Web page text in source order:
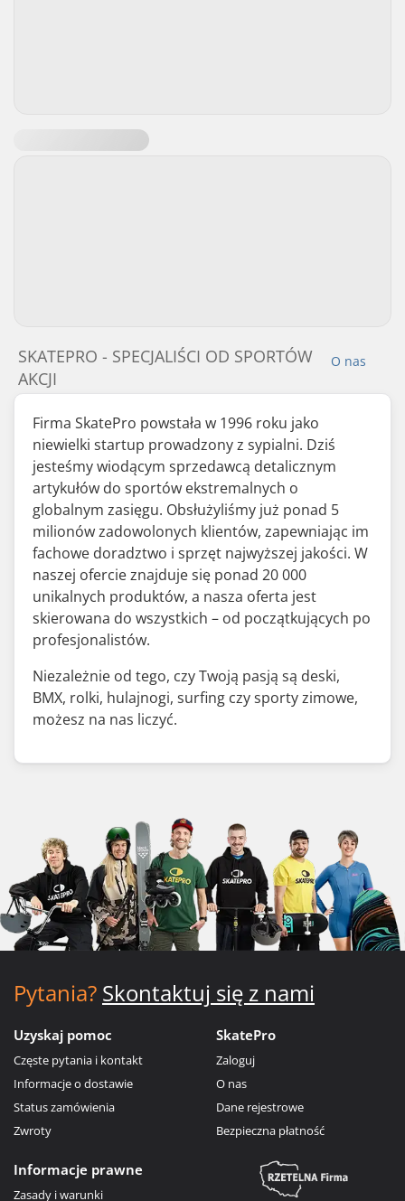
O nas
SKATEPRO - SPECJALIŚCI OD SPORTÓW
AKCJI
Firma SkatePro powstała w 1996 roku jako
niewielki startup prowadzony z sypialni. Dziś
jesteśmy wiodącym sprzedawcą detalicznym
artykułów do sportów ekstremalnych o
globalnym zasięgu. Obsłużyliśmy już ponad 5
milionów zadowolonych klientów, zapewniając im
fachowe doradztwo i sprzęt najwyższej jakości. W
naszej ofercie znajduje się ponad 20 000
unikalnych produktów, a nasza oferta jest
skierowana do wszystkich – od początkujących po
profesjonalistów.
Niezależnie od tego, czy Twoją pasją są deski,
BMX, rolki, hulajnogi, surfing czy sporty zimowe,
możesz na nas liczyć.
Pytania? Skontaktuj się z nami
Uzyskaj pomoc
Częste pytania i kontakt
Informacje o dostawie
Status zamówienia
Zwroty
SkatePro
Zaloguj
O nas
Dane rejestrowe
Bezpieczna płatność
Informacje prawne
Zasady i warunki